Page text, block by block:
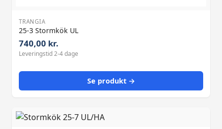
TRANGIA
25-3 Stormkök UL
740,00 kr.
Leveringstid 2-4 dage
Se produkt →